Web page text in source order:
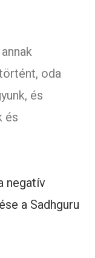
oda
és
és
negatív
a Sadhguru